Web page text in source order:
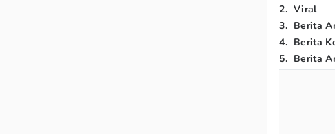
2. Viral
3. Berita
4. Berita
5. Berita